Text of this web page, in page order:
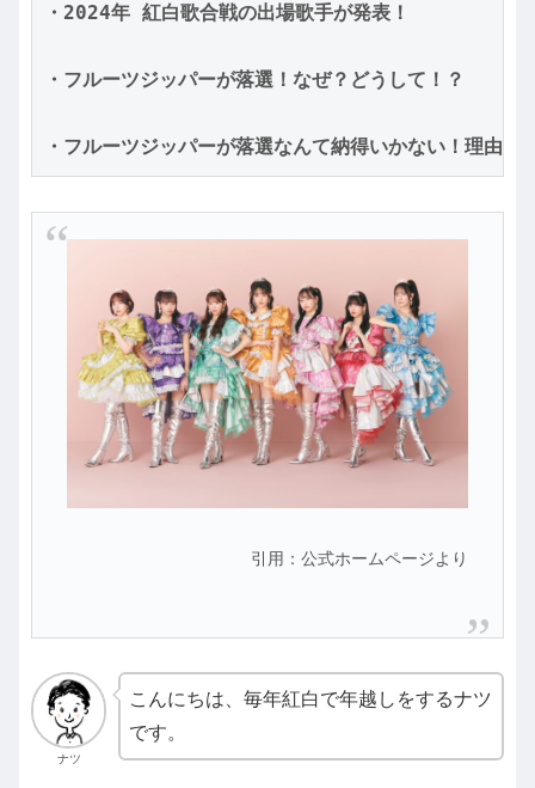
・2024年 紅白歌合戦の出場歌手が発表！
・フルーツジッパーが落選！なぜ？どうして！？
・フルーツジッパーが落選なんて納得いかない！理由を
引用：公式ホームページより
ナツ
こんにちは、毎年紅白で年越しをするナツ
です。